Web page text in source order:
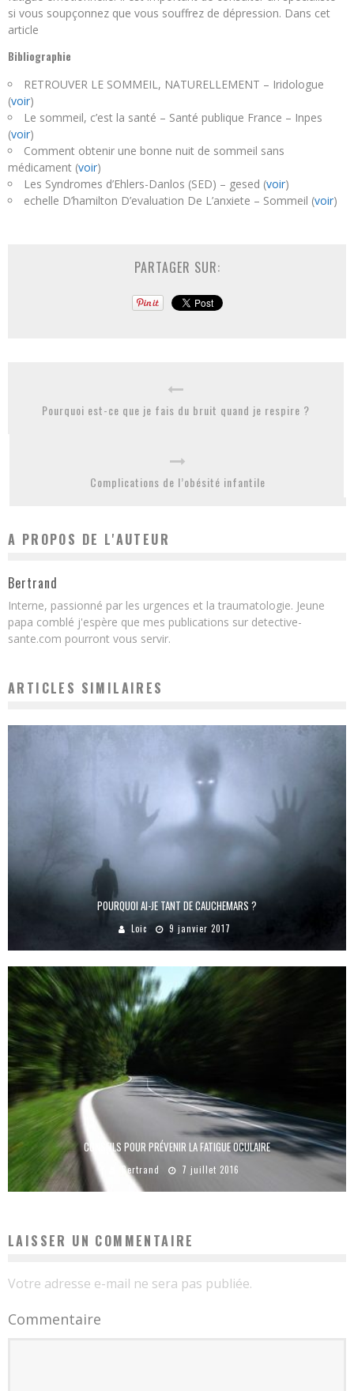
si vous soupçonnez que vous souffrez de dépression. Dans cet
article
Bibliographie
RETROUVER LE SOMMEIL, NATURELLEMENT – Iridologue
(voir)
Le sommeil, c’est la santé – Santé publique France – Inpes
(voir)
Comment obtenir une bonne nuit de sommeil sans
médicament (voir)
Les Syndromes d’Ehlers-Danlos (SED) – gesed (voir)
echelle D’hamilton D’evaluation De L’anxiete – Sommeil (voir)
PARTAGER SUR:
Pourquoi est-ce que je fais du bruit quand je respire ?
Complications de l’obésité infantile
A PROPOS DE L'AUTEUR
Bertrand
Interne, passionné par les urgences et la traumatologie. Jeune
papa comblé j'espère que mes publications sur detective-
sante.com pourront vous servir.
ARTICLES SIMILAIRES
POURQUOI AI-JE TANT DE CAUCHEMARS ?
Loic 9 janvier 2017
CONSEILS POUR PRÉVENIR LA FATIGUE OCULAIRE
Bertrand 7 juillet 2016
LAISSER UN COMMENTAIRE
Votre adresse e-mail ne sera pas publiée.
Commentaire